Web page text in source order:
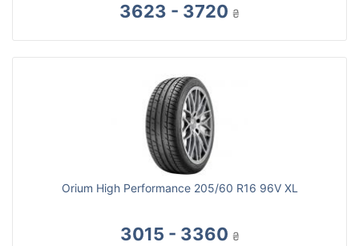
3623 - 3720 ₴
Orium High Performance 205/60 R16 96V XL
3015 - 3360 ₴